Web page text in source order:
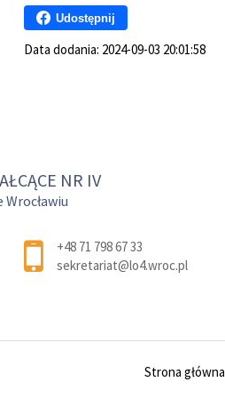
Udostępnij
Data dodania: 2024-09-03 20:01:58
NR IV
+48 71 798 67 33
sekretariat@lo4.wroc.pl
Strona główna